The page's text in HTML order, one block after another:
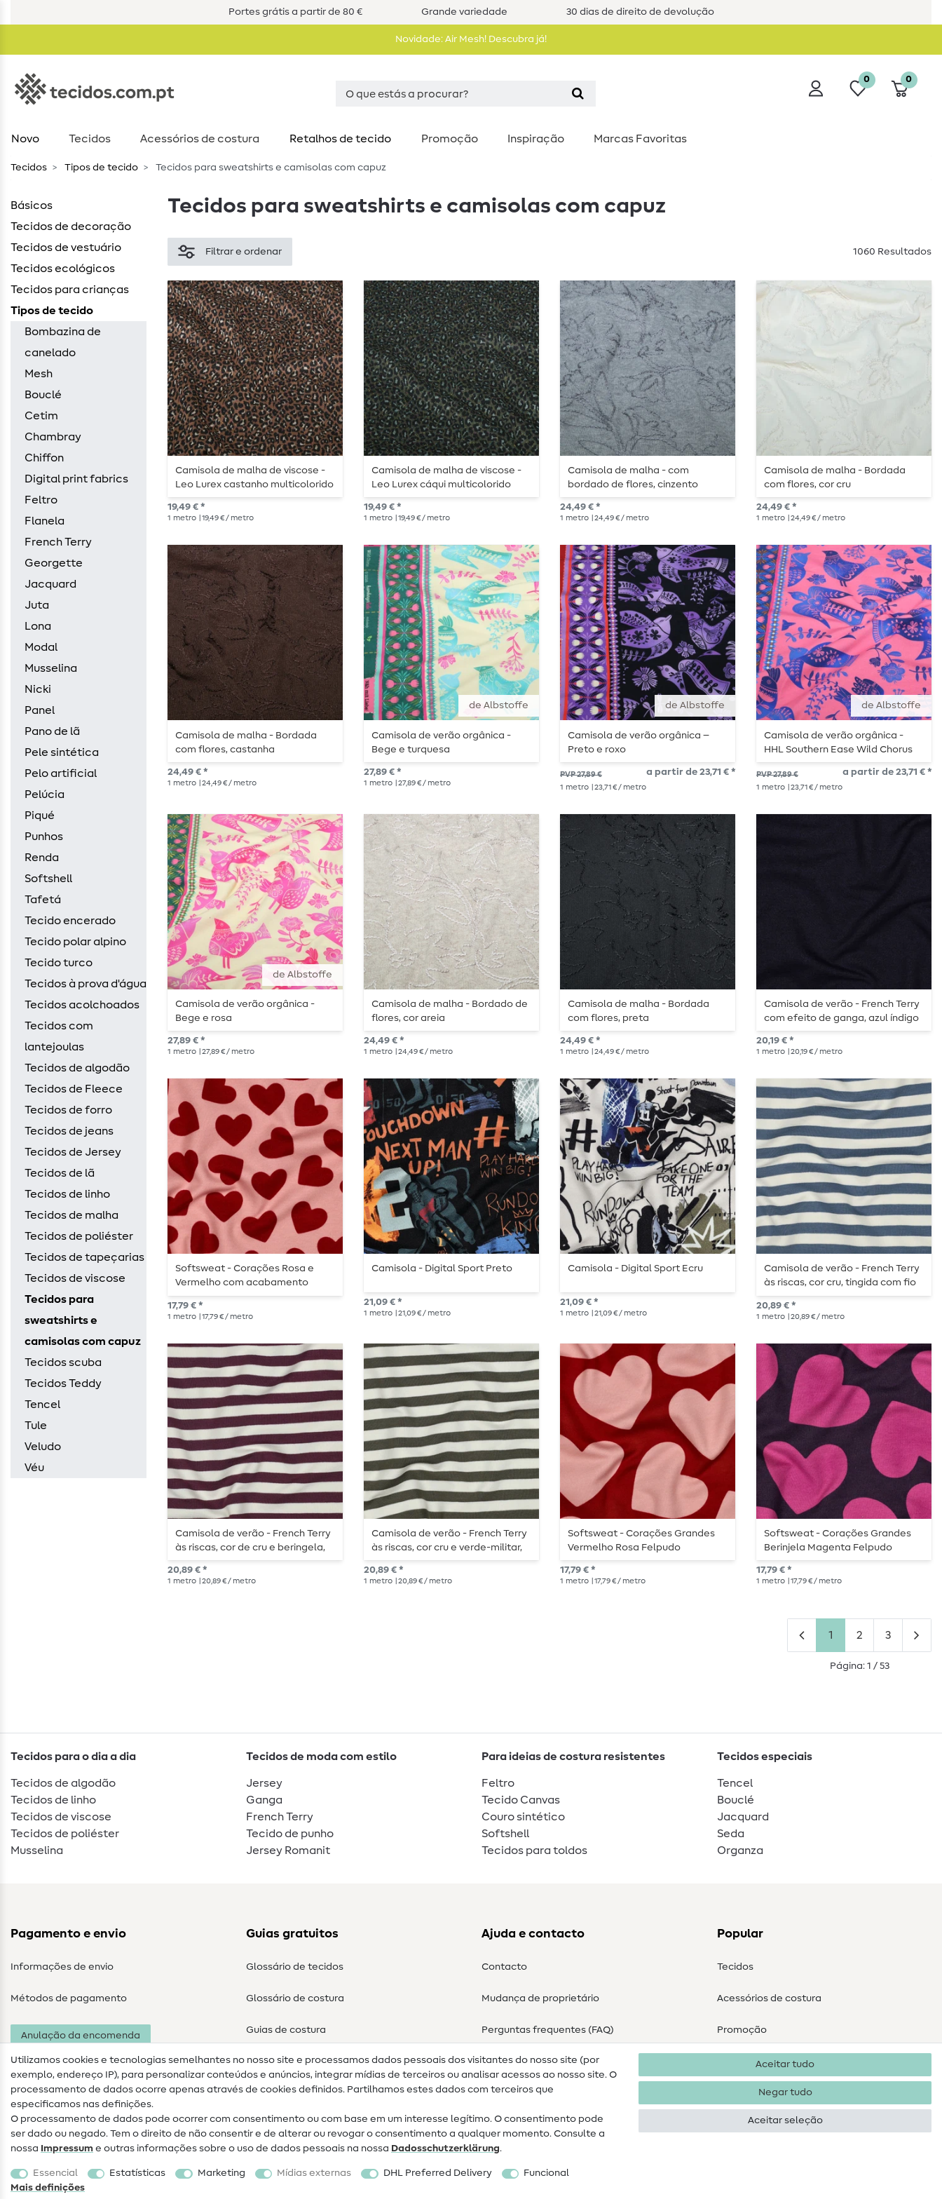
Portes grátis a partir de 80 € Grande variedade 30 dias de direito de devolução
Novidade: Air Mesh! Descubra já!
0 0
Novo Tecidos Acessórios de costura​ Retalhos de tecido Promoção Inspiração Marcas Favoritas
Tecidos Tipos de tecido Tecidos para sweatshirts e camisolas com capuz
Básicos
Tecidos de decoração
Tecidos de vestuário
Tecidos ecológicos
Tecidos para crianças
Tipos de tecido
Bombazina de
canelado
Mesh
Bouclé
Cetim
Chambray
Chiffon
Digital print fabrics
Feltro
Flanela
French Terry
Georgette
Jacquard
Juta
Lona
Modal
Musselina
Nicki
Panel
Pano de lã
Pele sintética
Pelo artificial
Pelúcia
Piqué
Punhos
Renda
Softshell
Tafetá
Tecido encerado
Tecido polar alpino
Tecido turco
Tecidos à prova d'água
Tecidos acolchoados
Tecidos com
lantejoulas
Tecidos de algodão
Tecidos de Fleece
Tecidos de forro
Tecidos de jeans
Tecidos de Jersey
Tecidos de lã
Tecidos de linho
Tecidos de malha
Tecidos de poliéster
Tecidos de tapeçarias
Tecidos de viscose
Tecidos para
sweatshirts e
camisolas com capuz
Tecidos scuba
Tecidos Teddy
Tencel
Tule
Veludo
Véu
Tecidos para sweatshirts e camisolas com capuz
Filtrar e ordenar 1060 Resultados
Camisola de malha de viscose -
Leo Lurex castanho multicolorido
19,49 € *
1 metro | 19,49 € / metro
Camisola de malha de viscose -
Leo Lurex cáqui multicolorido
19,49 € *
1 metro | 19,49 € / metro
Camisola de malha - com
bordado de flores, cinzento
mesclado
24,49 € *
1 metro | 24,49 € / metro
Camisola de malha - Bordada
com flores, cor cru
24,49 € *
1 metro | 24,49 € / metro
Camisola de malha - Bordada
com flores, castanha
24,49 € *
1 metro | 24,49 € / metro
de Albstoffe
Camisola de verão orgânica -
Bege e turquesa
27,89 € *
1 metro | 27,89 € / metro
de Albstoffe
Camisola de verão orgânica –
Preto e roxo
PVP 27,89 € a partir de 23,71 € *
1 metro | 23,71 € / metro
de Albstoffe
Camisola de verão orgânica -
HHL Southern Ease Wild Chorus
Rosa Azul
PVP 27,89 € a partir de 23,71 € *
1 metro | 23,71 € / metro
de Albstoffe
Camisola de verão orgânica -
Bege e rosa
27,89 € *
1 metro | 27,89 € / metro
Camisola de malha - Bordado de
flores, cor areia
24,49 € *
1 metro | 24,49 € / metro
Camisola de malha - Bordada
com flores, preta
24,49 € *
1 metro | 24,49 € / metro
Camisola de verão - French Terry
com efeito de ganga, azul índigo
20,19 € *
1 metro | 20,19 € / metro
Softsweat - Corações Rosa e
Vermelho com acabamento
felpudo
17,79 € *
1 metro | 17,79 € / metro
Camisola - Digital Sport Preto
21,09 € *
1 metro | 21,09 € / metro
Camisola - Digital Sport Ecru
21,09 € *
1 metro | 21,09 € / metro
Camisola de verão - French Terry
às riscas, cor cru, tingida com fio
de ganga
20,89 € *
1 metro | 20,89 € / metro
Camisola de verão - French Terry
às riscas, cor de cru e beringela,
tingida no fio
20,89 € *
1 metro | 20,89 € / metro
Camisola de verão - French Terry
às riscas, cor cru e verde-militar,
tingida no fio
20,89 € *
1 metro | 20,89 € / metro
Softsweat - Corações Grandes
Vermelho Rosa Felpudo
17,79 € *
1 metro | 17,79 € / metro
Softsweat - Corações Grandes
Berinjela Magenta Felpudo
17,79 € *
1 metro | 17,79 € / metro
1 2 3
Página: 1 / 53
Tecidos para o dia a dia
Tecidos de algodão
Tecidos de linho
Tecidos de viscose
Tecidos de poliéster
Musselina
Tecidos de moda com estilo
Jersey
Ganga
French Terry
Tecido de punho
Jersey Romanit
Para ideias de costura resistentes
Feltro
Tecido Canvas
Couro sintético
Softshell
Tecidos para toldos
Tecidos especiais
Tencel
Bouclé
Jacquard
Seda
Organza
Pagamento e envio
Informações de envio
Métodos de pagamento
Anulação da encomenda
Guias gratuitos
Glossário de tecidos
Glossário de costura
Guias de costura
Ajuda e contacto
Contacto
Mudança de proprietário
Perguntas frequentes (FAQ)
Direito de cancelamento
Popular
Tecidos
Acessórios de costura
Promoção
Utilizamos cookies e tecnologias semelhantes no nosso site e processamos dados pessoais dos visitantes do nosso site (por
exemplo, endereço IP), para personalizar conteúdos e anúncios, integrar mídias de terceiros ou analisar acessos ao nosso site. O
processamento de dados ocorre apenas através de cookies definidos. Partilhamos estes dados com terceiros que
especificamos nas definições.
O processamento de dados pode ocorrer com consentimento ou com base em um interesse legítimo. O consentimento pode
ser dado ou negado. Tem o direito de não consentir e de alterar ou revogar o consentimento a qualquer momento. Consulte a
nossa Impressum e outras informações sobre o uso de dados pessoais na nossa Dados­schutz­erklärung.
Essencial Estatísticas Marketing Mídias externas DHL Preferred Delivery
Funcional
Mais definições
Aceitar tudo
Negar tudo
Aceitar seleção
Informações legais Proteção de dados
Termos e
condições